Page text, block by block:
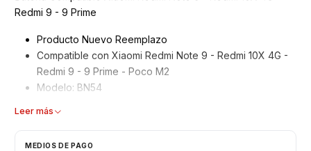
Redmi 9 - 9 Prime
Producto Nuevo Reemplazo
Compatible con Xiaomi Redmi Note 9 - Redmi 10X 4G -
Redmi 9 - 9 Prime - Poco M2
Modelo: BN54
Leer más
MEDIOS DE PAGO